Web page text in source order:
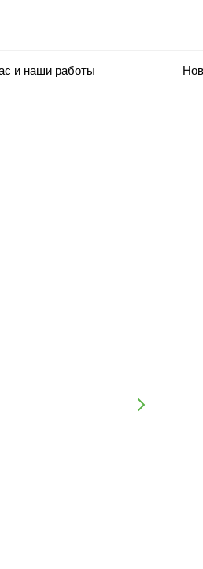
и наши работы